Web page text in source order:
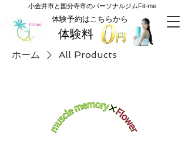
​体験予約はこちらから
体験料
​小金井市と国分寺市のパーソナルジムFit-me
ホーム All Products